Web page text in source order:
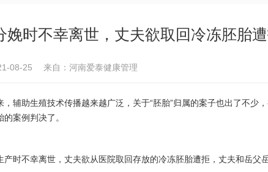
娩时不幸离世，丈夫欲取回冷冻胚胎
08-25 来自：河南爱泰健康管理
，辅助生殖技术传播越来越广泛，关于“胚胎”归属的案子也出了不少
的案例判决了。
产时不幸离世，丈夫欲从医院取回存放的冷冻胚胎遭拒，丈夫和岳父